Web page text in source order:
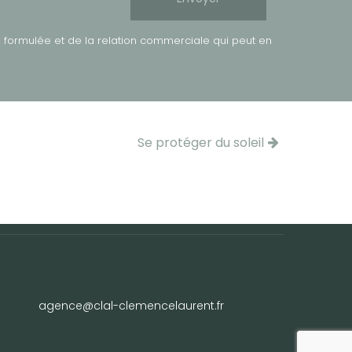
et de la relation commerciale qui peut en
Se protéger du soleil
agence@clal-clemencelaurent.fr